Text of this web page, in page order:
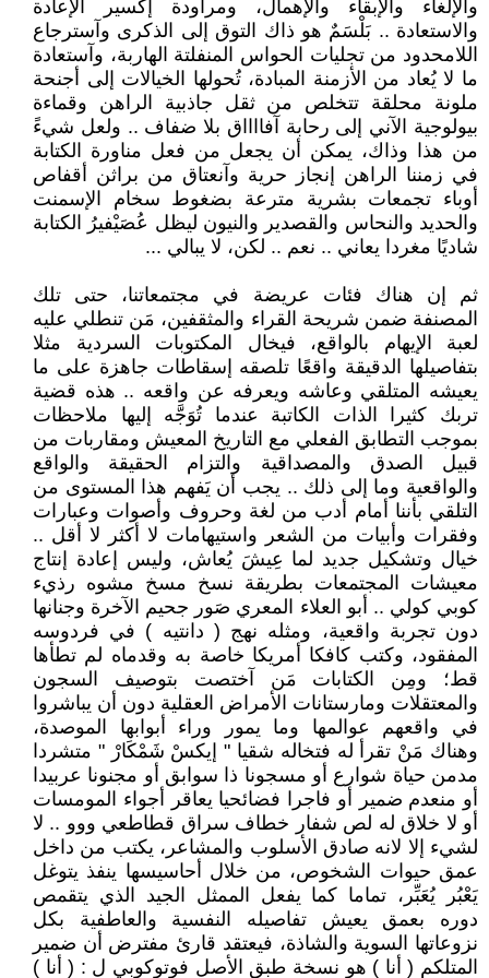
والإلغاء والإبقاء والإهمال، ومراودة إكسير الإعادة
والاستعادة .. بَلْسَمٌ هو ذاك التوق إلى الذكرى وآسترجاع
اللامحدود من تجليات الحواس المنفلتة الهاربة، وآستعادة
ما لا يُعاد من الأزمنة المبادة، تُحولها الخيالات إلى أجنحة
ملونة محلقة تتخلص من ثقل جاذبية الراهن وقماءة
بيولوجية الآني إلى رحابة آفااااق بلا ضفاف .. ولعل شيءً
من هذا وذاك، يمكن أن يجعل من فعل مناورة الكتابة
في زمننا الراهن إنجاز حرية وآنعتاق من براثن أقفاص
أوباء تجمعات بشرية مترعة بضغوط سخام الإسمنت
والحديد والنحاس والقصدير والنيون ليظل عُصَيْفيرُ الكتابة
شاديًا مغردا يعاني .. نعم .. لكن، لا يبالي ...
ثم إن هناك فئات عريضة في مجتمعاتنا، حتى تلك
المصنفة ضمن شريحة القراء والمثقفين، مَن تنطلي عليه
لعبة الإيهام بالواقع، فيخال المكتوبات السردية مثلا
بتفاصيلها الدقيقة واقعًا تلصقه إسقاطات جاهزة على ما
يعيشه المتلقي وعاشه ويعرفه عن واقعه .. هذه قضية
تربك كثيرا الذات الكاتبة عندما تُوَجَّه إليها ملاحظات
بموجب التطابق الفعلي مع التاريخ المعيش ومقاربات من
قبيل الصدق والمصداقية والتزام الحقيقة والواقع
والواقعية وما إلى ذلك .. يجب أن يَفهم هذا المستوى من
التلقي بأننا أمام أدب من لغة وحروف وأصوات وعبارات
وفقرات وأبيات من الشعر واستيهامات لا أكثر لا أقل ..
خيال وتشكيل جديد لما عِيشَ يُعاش، وليس إعادة إنتاج
معيشات المجتمعات بطريقة نسخ مسخ مشوه رذيء
كوبي كولي .. أبو العلاء المعري صَور جحيم الآخرة وجنانها
دون تجربة واقعية، ومثله نهج ( دانتيه ) في فردوسه
المفقود، وكتب كافكا أمريكا خاصة به وقدماه لم تطأها
قط؛ ومِن الكتابات مَن آختصت بتوصيف السجون
والمعتقلات ومارستانات الأمراض العقلية دون أن يباشروا
في واقعهم عوالمها وما يمور وراء أبوابها الموصدة،
وهناك مَنْ تقرأ له فتخاله شقيا " إيكسْ شَمْكَارْ " متشردا
مدمن حياة شوارع أو مسجونا ذا سوابق أو مجنونا عربيدا
أو منعدم ضمير أو فاجرا فضائحيا يعاقر أجواء المومسات
أو لا خلاق له لص شفار خطاف سراق قطاطعي ووو .. لا
لشيء إلا لانه صادق الأسلوب والمشاعر، يكتب من داخل
عمق حيوات الشخوص، من خلال أحاسيسها ينفذ يتوغل
يَعْبُر يُعَبِّر، تماما كما يفعل الممثل الجيد الذي يتقمص
دوره بعمق يعيش تفاصيله النفسية والعاطفية بكل
نزوعاتها السوية والشاذة، فيعتقد قارئ مفترض أن ضمير
المتلكم ( أنا ) هو نسخة طبق الأصل فوتوكوبي لِ : ( أنا )